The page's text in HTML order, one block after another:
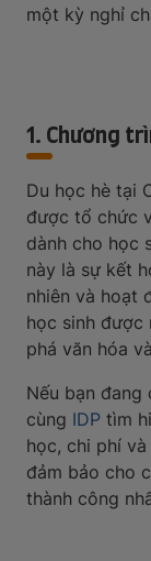
một kỳ nghỉ
1. Chương
Du học hè tại
được tổ chức
dành cho học
này là sự kết
nhiên và hoạt
học sinh được
phá văn hóa
Nếu bạn đang
cùng IDP tìm
học, chi phí
đảm bảo cho
thành công